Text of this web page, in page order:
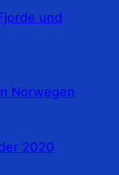
und
Norwegen
2020